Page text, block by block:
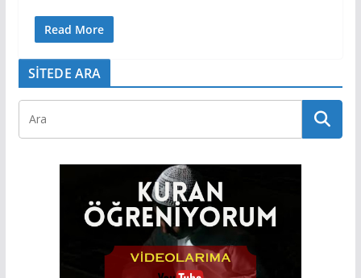
Read More
SİTEDE ARA